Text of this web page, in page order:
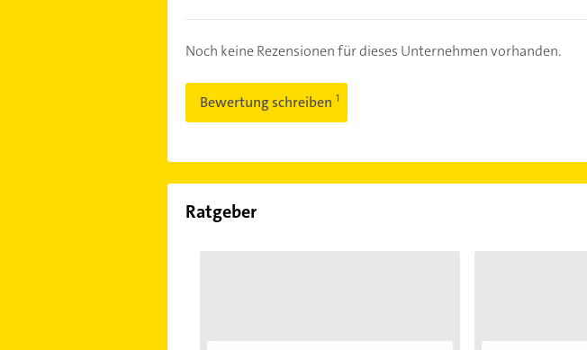
Noch keine Rezensionen für dieses Unternehmen vorhanden.
Bewertung schreiben
Ratgeber